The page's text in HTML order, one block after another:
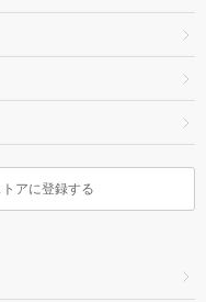
アに登録する